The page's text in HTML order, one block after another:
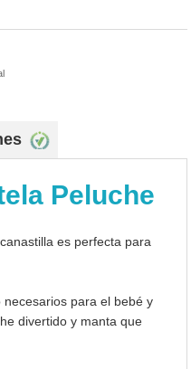
Peluche
es perfecta para
para el bebé y
divertido y manta que